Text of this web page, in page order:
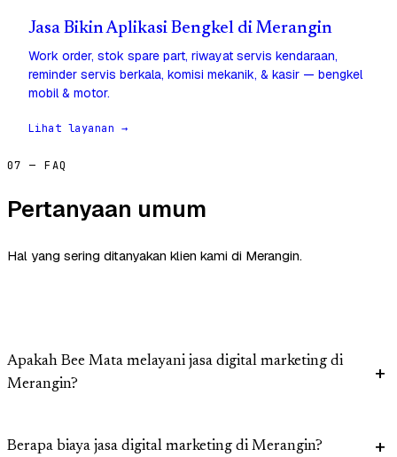
Jasa Bikin Aplikasi Bengkel di Merangin
Work order, stok spare part, riwayat servis kendaraan,
reminder servis berkala, komisi mekanik, & kasir — bengkel
mobil & motor.
Lihat layanan →
07 — FAQ
Pertanyaan umum
Hal yang sering ditanyakan klien kami di Merangin.
Apakah Bee Mata melayani jasa digital marketing di
Merangin?
Berapa biaya jasa digital marketing di Merangin?